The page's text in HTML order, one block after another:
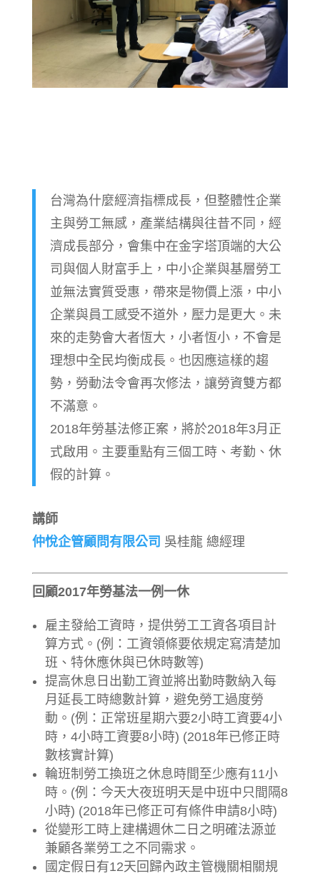
台灣為什麼經濟指標成長，但整體性企業
主與勞工無感，產業結構與往昔不同，經
濟成長部分，會集中在金字塔頂端的大公
司與個人財富手上，中小企業與基層勞工
並無法實質受惠，帶來是物價上漲，中小
企業與員工感受不道外，壓力是更大。未
來的走勢會大者恆大，小者恆小，不會是
理想中全民均衡成長。也因應這樣的趨
勢，勞動法令會再次修法，讓勞資雙方都
不滿意。
2018年勞基法修正案，將於2018年3月正
式啟用。主要重點有三個工時、考勤、休
假的計算。
講師
仲悅企管顧問有限公司 吳桂龍 總經理
回顧2017年勞基法一例一休
雇主發給工資時，提供勞工工資各項目計
算方式。(例：工資領條要依規定寫清楚加
班、特休應休與已休時數等)
提高休息日出勤工資並將出勤時數納入每
月延長工時總數計算，避免勞工過度勞
動。(例：正常班星期六要2小時工資要4小
時，4小時工資要8小時) (2018年已修正時
數核實計算)
輪班制勞工換班之休息時間至少應有11小
時。(例：今天大夜班明天是中班中只間隔8
小時) (2018年已修正可有條件申請8小時)
從變形工時上建構週休二日之明確法源並
兼顧各業勞工之不同需求。
國定假日有12天回歸內政主管機關相關規